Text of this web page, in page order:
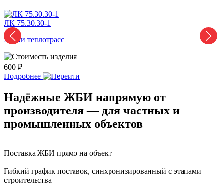
ЛК 75.30.30-1
Лотки теплотрасс
600 ₽
Подробнее
Надёжные ЖБИ напрямую от
производителя — для частных и
промышленных объектов
Поставка ЖБИ прямо на объект
Гибкий график поставок, синхронизированный с этапами
строительства